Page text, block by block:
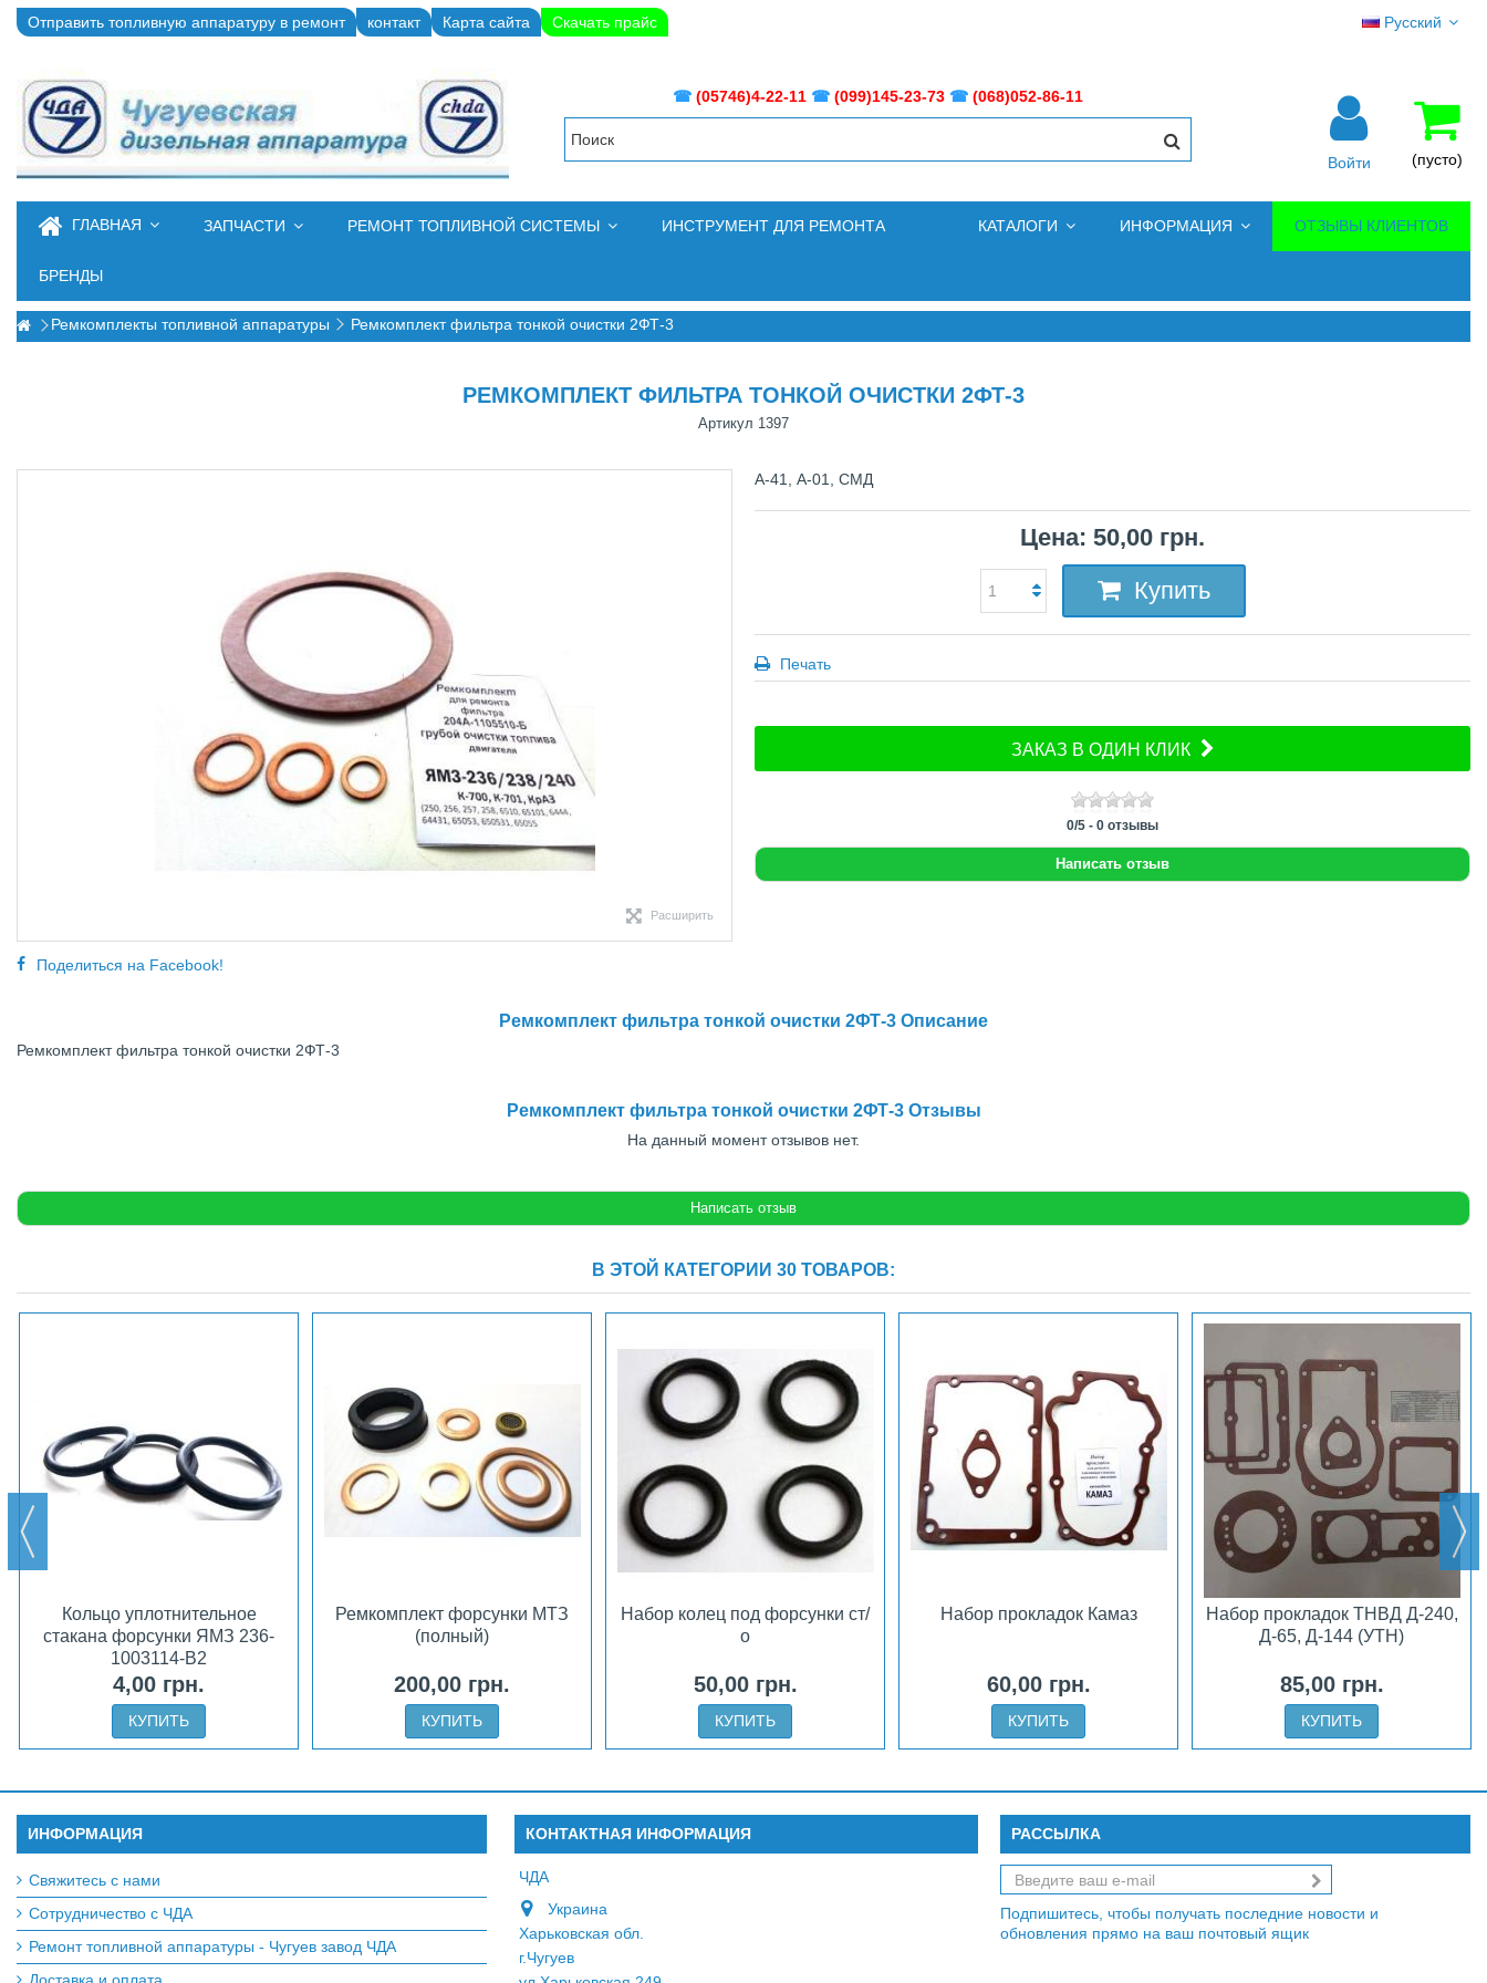
Русский
Отправить топливную аппаратуру в ремонт контакт Карта сайта Скачать прайс
☎ (05746)4-22-11 ☎ (099)145-23-73 ☎ (068)052-86-11
(пусто)
Войти
ГЛАВНАЯ ЗАПЧАСТИ РЕМОНТ ТОПЛИВНОЙ СИСТЕМЫ ИНСТРУМЕНТ ДЛЯ РЕМОНТА ОТЗЫВЫ КЛИЕНТОВ
ИНФОРМАЦИЯ
КАТАЛОГИ
БРЕНДЫ
Ремкомплекты топливной аппаратуры Ремкомплект фильтра тонкой очистки 2ФТ-3
РЕМКОМПЛЕКТ ФИЛЬТРА ТОНКОЙ ОЧИСТКИ 2ФТ-3
Артикул 1397
Расширить
Поделиться на Facebook!
А-41, А-01, СМД
Цена: 50,00 грн.
Купить
Печать
ЗАКАЗ В ОДИН КЛИК
0/5 - 0 отзывы
Написать отзыв
Ремкомплект фильтра тонкой очистки 2ФТ-3 Описание
Ремкомплект фильтра тонкой очистки 2ФТ-3
Ремкомплект фильтра тонкой очистки 2ФТ-3 Отзывы
На данный момент отзывов нет.
В ЭТОЙ КАТЕГОРИИ 30 ТОВАРОВ:
Кольцо уплотнительное
стакана форсунки ЯМЗ 236-
1003114-В2
4,00 грн.
КУПИТЬ
Ремкомплект форсунки МТЗ
(полный)
200,00 грн.
КУПИТЬ
Набор колец под форсунки ст/
о
50,00 грн.
КУПИТЬ
Набор прокладок Камаз
60,00 грн.
КУПИТЬ
Набор прокладок ТНВД Д-240,
Д-65, Д-144 (УТН)
85,00 грн.
КУПИТЬ
ИНФОРМАЦИЯ
Свяжитесь с нами
Сотрудничество с ЧДА
Ремонт топливной аппаратуры - Чугуев завод ЧДА
КОНТАКТНАЯ ИНФОРМАЦИЯ
ЧДА
Украина
Харьковская обл.
г.Чугуев
РАССЫЛКА
Подпишитесь, чтобы получать последние новости и
обновления прямо на ваш почтовый ящик